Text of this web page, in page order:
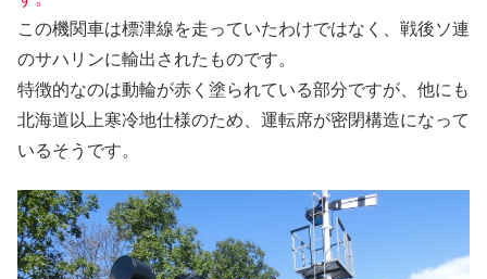
この機関車は標津線を走っていたわけではなく、戦後ソ連
のサハリンに輸出されたものです。
特徴的なのは動輪が赤く塗られている部分ですが、他にも
北海道以上寒冷地仕様のため、運転席が密閉構造になって
いるそうです。